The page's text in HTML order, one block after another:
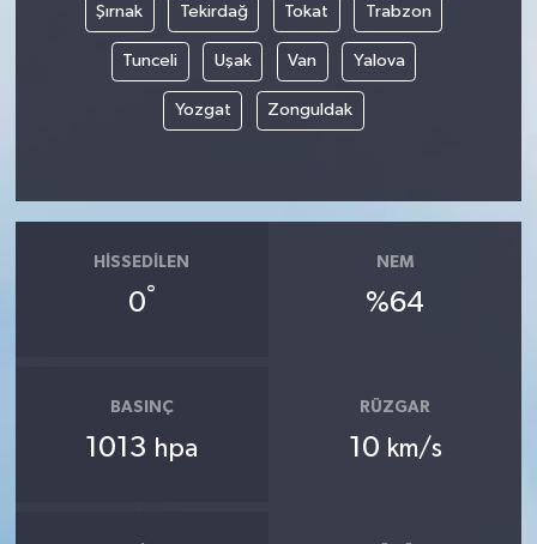
Şırnak Tekirdağ Tokat Trabzon
Tunceli Uşak Van Yalova
Yozgat Zonguldak
HISSEDILEN
0°
NEM
%64
BASINÇ
1013 hpa
RÜZGAR
10 km/s